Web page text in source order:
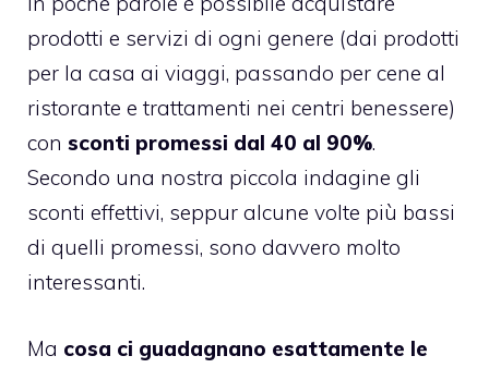
prodotti e servizi di ogni genere (dai prodotti
per la casa ai viaggi, passando per cene al
ristorante e trattamenti nei centri benessere)
con sconti promessi dal 40 al 90%.
Secondo una nostra piccola indagine gli
sconti effettivi, seppur alcune volte più bassi
di quelli promessi, sono davvero molto
interessanti.
Ma cosa ci guadagnano esattamente le